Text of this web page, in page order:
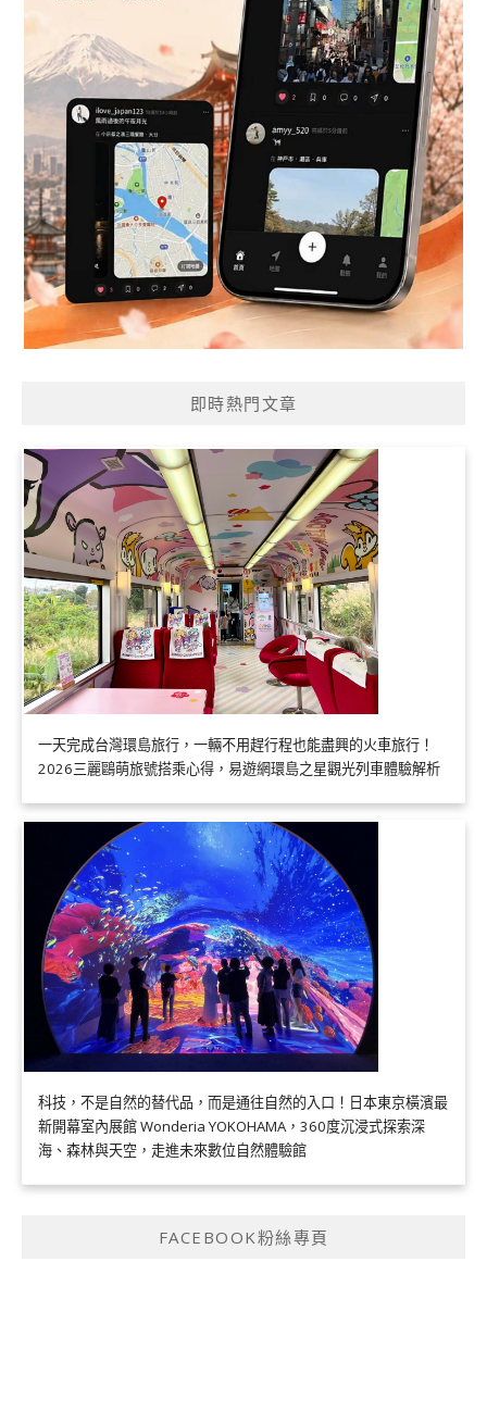
即時熱門文章
一天完成台灣環島旅行，一輛不用趕行程也能盡興的火車旅行！
2026三麗鷗萌旅號搭乘心得，易遊網環島之星觀光列車體驗解析
科技，不是自然的替代品，而是通往自然的入口！日本東京橫濱最
新開幕室內展館 Wonderia YOKOHAMA，360度沉浸式探索深
海、森林與天空，走進未來數位自然體驗館
FACEBOOK粉絲專頁